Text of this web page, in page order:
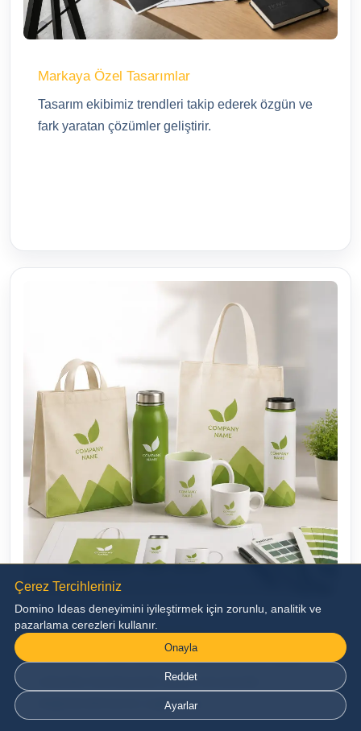
Markaya Özel Tasarımlar
Tasarım ekibimiz trendleri takip ederek özgün ve
fark yaratan çözümler geliştirir.
Üretim Öncesi Görsel Onay
Markanızın ürün üzerindeki görünümünü dijital
ortamda hazırlayarak üretim öncesinde
değerlendirmenizi sağlıyoruz.
Çerez Tercihleriniz
Domino Ideas deneyimini iyileştirmek için zorunlu, analitik ve
pazarlama cerezleri kullanır.
Onayla
Reddet
Ayarlar